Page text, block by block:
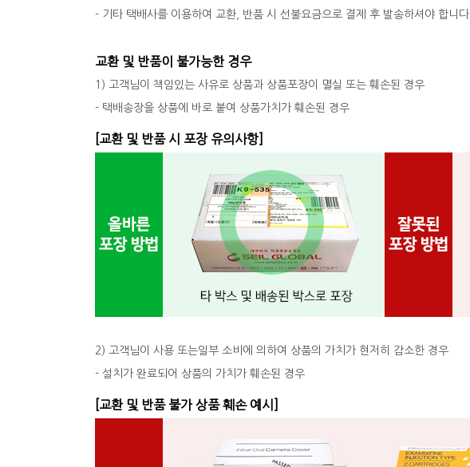
- 기타 택배사를 이용하여 교환, 반품 시 선불요금으로 결제 후 발송하셔야 합니다.
교환 및 반품이 불가능한 경우
1) 고객님이 책임있는 사유로 상품과 상품포장이 멸실 또는 훼손된 경우
- 택배송장을 상품에 바로 붙여 상품가치가 훼손된 경우
[교환 및 반품 시 포장 유의사항]
2) 고객님이 사용 또는일부 소비에 의하여 상품의 가치가 현저히 감소한 경우
- 설치가 완료되어 상품의 가치가 훼손된 경우
[교환 및 반품 불가 상품 훼손 예시]